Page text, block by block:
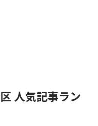
人気記事ラン